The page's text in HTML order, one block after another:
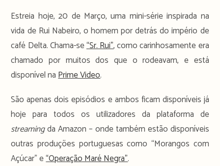
Estreia hoje, 20 de Março, uma mini-série inspirada na
vida de Rui Nabeiro, o homem por detrás do império de
café Delta. Chama-se“Sr. Rui”, como carinhosamente era
chamado por muitos dos que o rodeavam, e está
disponível naPrime Video.
São apenas dois episódios e ambos ficam disponíveis já
hoje para todos os utilizadores da plataforma de
streamingda Amazon – onde também estão disponíveis
outras produções portuguesas como “Morangos com
Açúcar” e“Operação Maré Negra”.